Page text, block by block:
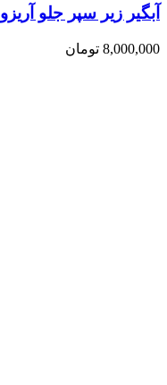
آبگیر زیر سپر جلو آریزو 8 _ ARRIZO 8
8,000,000 تومان